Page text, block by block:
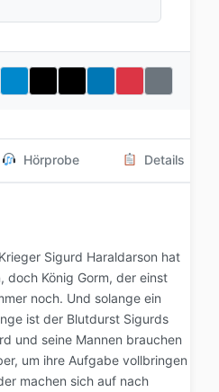
Hörprobe Details
Sigurd Haraldarson hat
doch König Gorm, der einst
noch. Und solange ein
ist der Blutdurst Sigurds
und seine Mannen brauchen
um ihre Aufgabe vollbringen
machen sich auf nach